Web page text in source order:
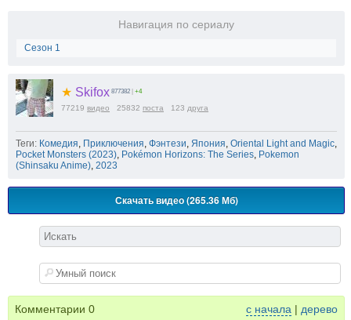
Навигация по сериалу
Сезон 1
★ Skifox 877382 +4
77219 видео 25832 поста 123 друга
Теги: Комедия, Приключения, Фэнтези, Япония, Oriental Light and Magic,
Pocket Monsters (2023), Pokémon Horizons: The Series, Pokemon
(Shinsaku Anime), 2023
Скачать видео (265.36 Мб)
Комментарии 0 с начала | дерево